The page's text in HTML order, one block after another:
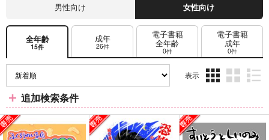
男性向け 女性向け
全年齢
15件
成年
26件
電子書籍
全年齢
0件
電子書籍
成年
0件
表示
ム
表
示
ム
表
ム
表
追加検索条件